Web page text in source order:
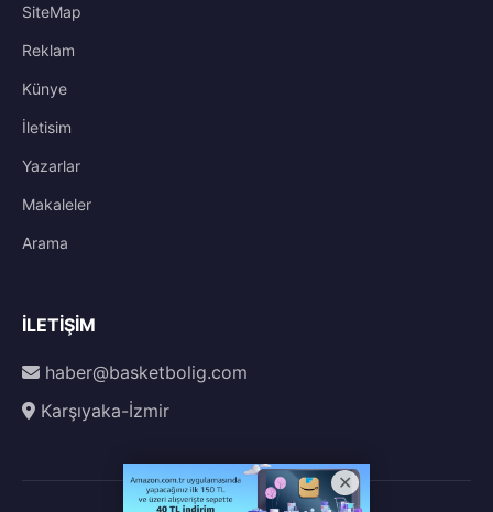
SiteMap
Reklam
Künye
İletisim
Yazarlar
Makaleler
Arama
İLETIŞIM
haber@basketbolig.com
Karşıyaka-İzmir